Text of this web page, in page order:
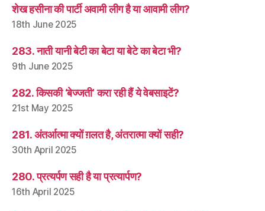
शेख हसीना की पार्टी अवामी लीग है या आवामी लीग?
18th June 2025
283. नाती यानी बेटी का बेटा या बेटे का बेटा भी?
9th June 2025
282. किसकी ‘बेज्जती’ करा रही हैं ये वेबसाइटें?
21st May 2025
281. अंतर्आत्मा क्यों ग़लत है, अंतरात्मा क्यों सही?
30th April 2025
280. प्रत्यर्पण सही है या प्रत्यार्पण?
16th April 2025